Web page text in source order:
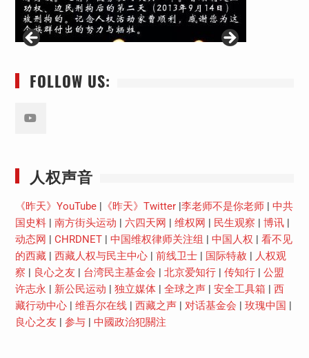
FOLLOW US:
人权声音
《昨天》YouTube| 《昨天》Twitter| 李老师不是你老师| 中共
国史料| 南方街头运动 六四天网 维权网 民生观察 博讯|
动态网
CHRDNET| 中国维权律师关注组 中国人权
看不见
的西藏| 西藏人权与民主中心| 前线卫士| 国际特赦
人权观
察
良心之友 台湾民主基金会 北京爱知行| 传知行| 公盟
许志永
新公民运动 独立媒体| 全球之声| 安全工具箱
西
藏行动中心| 维吾尔在线| 西藏之声| 对话基金会 玫瑰中国
良心之友
参与| 中國政治犯關注